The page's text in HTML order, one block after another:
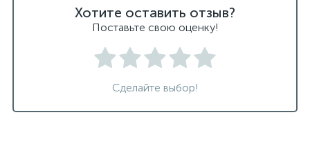
Хотите оставить отзыв?
Поставьте свою оценку!
Сделайте выбор!